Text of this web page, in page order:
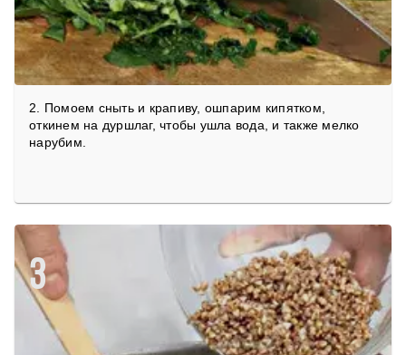
2. Помоем сныть и крапиву, ошпарим кипятком,
откинем на дуршлаг, чтобы ушла вода, и также мелко
нарубим.
3